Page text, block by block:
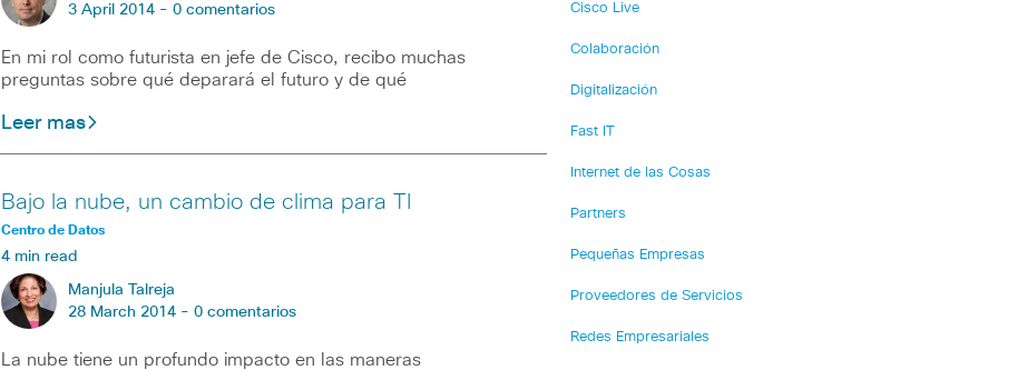
3 April 2014 - 0 comentarios
En mi rol como futurista en jefe de Cisco, recibo muchas
preguntas sobre qué deparará el futuro y de qué
Leer mas
Bajo la nube, un cambio de clima para TI
Centro de Datos
4 min read
Manjula Talreja
28 March 2014 - 0 comentarios
La nube tiene un profundo impacto en las maneras
Cisco Live
Colaboración
Digitalización
Fast IT
Internet de las Cosas
Partners
Pequeñas Empresas
Proveedores de Servicios
Redes Empresariales